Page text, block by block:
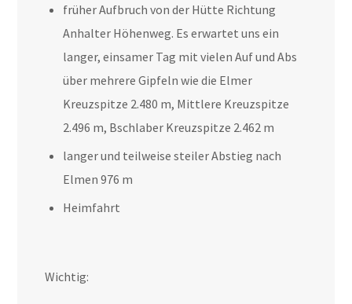
früher Aufbruch von der Hütte Richtung
Anhalter Höhenweg. Es erwartet uns ein
langer, einsamer Tag mit vielen Auf und Abs
über mehrere Gipfeln wie die Elmer
Kreuzspitze 2.480 m, Mittlere Kreuzspitze
2.496 m, Bschlaber Kreuzspitze 2.462 m
langer und teilweise steiler Abstieg nach
Elmen 976 m
Heimfahrt
Wichtig: